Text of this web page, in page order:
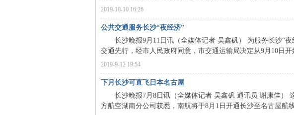
沙2019-10-10 16:26
公共交通服务长沙“夜经济”
长沙晚报9月11日讯（全媒体记者 吴鑫矾） 为服务长沙“夜
交通先行，经市人民政府同意，市交通运输局决定从9月10日
2019-9-12 19:54
下月长沙可直飞日本名古屋
长沙晚报7月8日讯（全媒体记者 吴鑫矾 通讯员 谢康佳）
方航空湖南分公司获悉，南航将于8月1日开通长沙至名古屋航